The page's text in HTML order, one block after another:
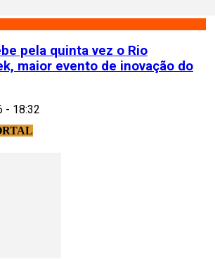
pela quinta vez o Rio
maior evento de inovação do
- 18:32